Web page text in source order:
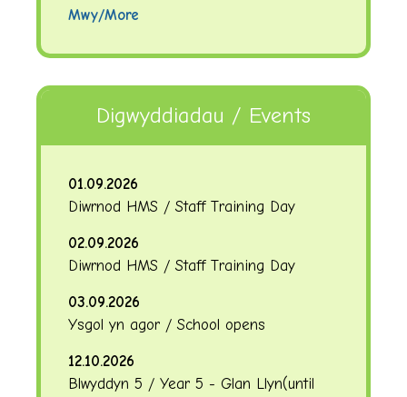
Mwy/More
Digwyddiadau / Events
01.09.2026
Diwrnod HMS / Staff Training Day
02.09.2026
Diwrnod HMS / Staff Training Day
03.09.2026
Ysgol yn agor / School opens
12.10.2026
Blwyddyn 5 / Year 5 - Glan Llyn(until